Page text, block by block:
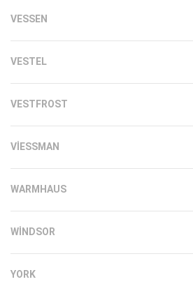
VESSEN
VESTEL
VESTFROST
VIESSMAN
WARMHAUS
WINDSOR
YORK